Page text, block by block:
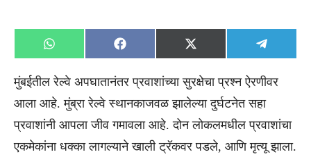
Share
on
WhatsApp
Share
on
Facebook
Share
on
X
(Twitter)
Share
on
मुंबईतील रेल्वे अपघातानंतर प्रवाशांच्या सुरक्षेचा प्रश्न ऐरणीवर
आला आहे. मुंब्रा रेल्वे स्थानकाजवळ झालेल्या दुर्घटनेत सहा
प्रवाशांनी आपला जीव गमावला आहे. दोन लोकलमधील प्रवाशांचा
एकमेकांना धक्का लागल्याने खाली ट्रॅकवर पडले, आणि मृत्यू झाला.